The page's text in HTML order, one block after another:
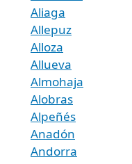
Aliaga
Allepuz
Alloza
Allueva
Almohaja
Alobras
Alpeñés
Anadón
Andorra